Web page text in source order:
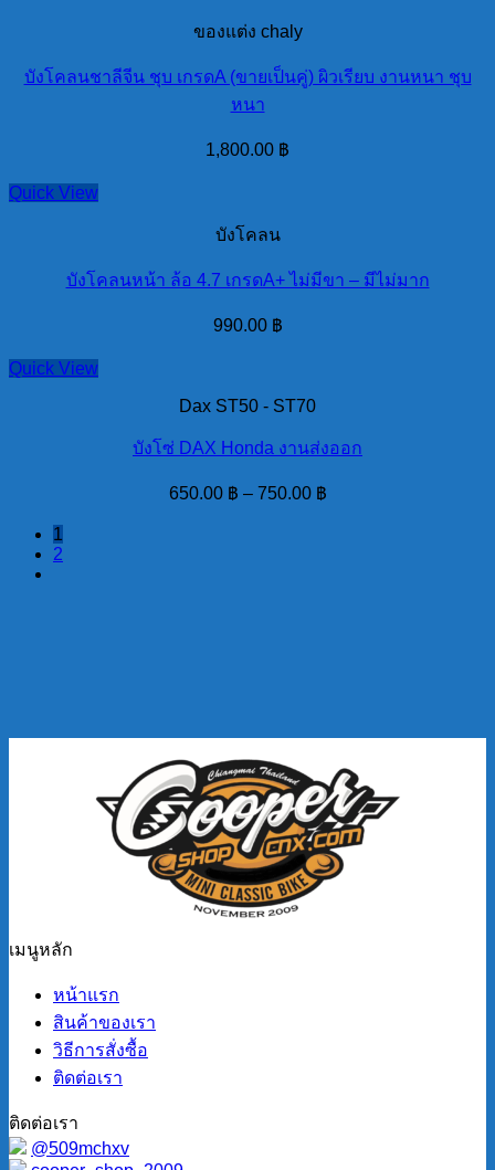
ของแต่ง chaly
บังโคลนชาลีจีน ชุบ เกรดA (ขายเป็นคู่) ผิวเรียบ งานหนา ชุบ
หนา
1,800.00 ฿
Quick View
บังโคลน
บังโคลนหน้า ล้อ 4.7 เกรดA+ ไม่มีขา – มีไม่มาก
990.00 ฿
Quick View
Dax ST50 - ST70
บังโซ่ DAX Honda งานส่งออก
650.00 ฿ – 750.00 ฿
1
2
เมนูหลัก
หน้าแรก
สินค้าของเรา
วิธีการสั่งซื้อ
ติดต่อเรา
ติดต่อเรา
@509mchxv